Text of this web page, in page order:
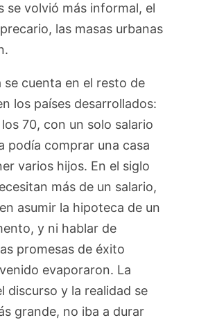
se volvió más informal, el
las masas urbanas
se cuenta en el resto de
los países desarrollados:
los 70, con un solo salario
podía comprar una casa
varios hijos. En el siglo
más de un salario,
asumir la hipoteca de un
y ni hablar de
promesas de éxito
evaporaron. La
discurso y la realidad se
grande, no iba a durar